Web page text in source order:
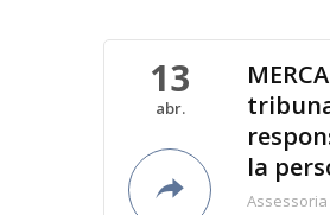
13
abr.
la